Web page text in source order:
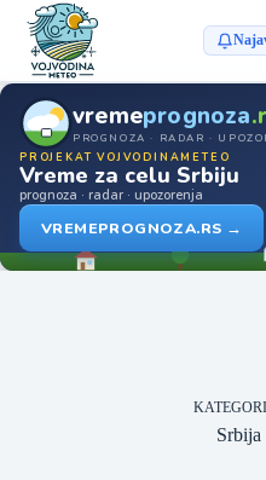
vremeprognoza
PROGNOZA · RADAR ·
PROJEKAT VOJVODINAMETEO
Vreme za celu Srbiju
prognoza · radar · upozorenja
VREMEPROGNOZA.RS →
Srbija